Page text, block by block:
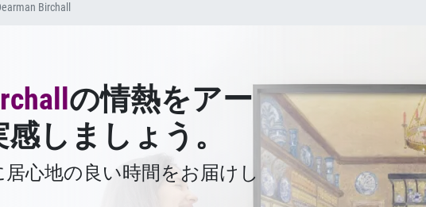
Birchall
の情熱をアー
しましょう。
心地の良い時間をお届けし